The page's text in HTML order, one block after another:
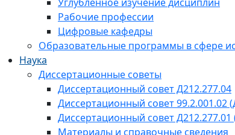
Рабочие профессии
Цифровые кафедры
Образовательные программы в сфере
Наука
Диссертационные советы
Диссертационный совет Д212.277.04
Диссертационный совет 99.2.001.02
Диссертационный совет Д212.277.01
Материалы и справочные сведения